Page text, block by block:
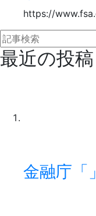
https://
最近の投稿
金融庁「